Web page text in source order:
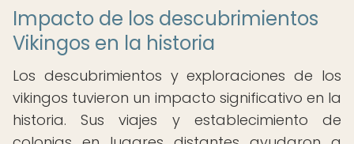
Impacto de los descubrimientos
Vikingos en la historia
Los descubrimientos y exploraciones de los
vikingos tuvieron un impacto significativo en la
historia. Sus viajes y establecimiento de